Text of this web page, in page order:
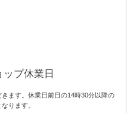
プ休業日
ます。休業日前日の14時30分以降の
ります。